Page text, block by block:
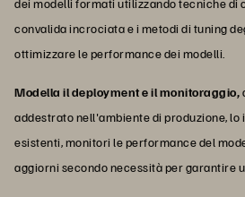
dei modelli formati utilizzando tecniche di
convalida incrociata e i metodi di tuning
ottimizzare le performance dei modelli.
Modella il deployment e il monitoraggio,
addestrato nell'ambiente di produzione, lo
esistenti, monitori le performance del
aggiorni secondo necessità per garantire